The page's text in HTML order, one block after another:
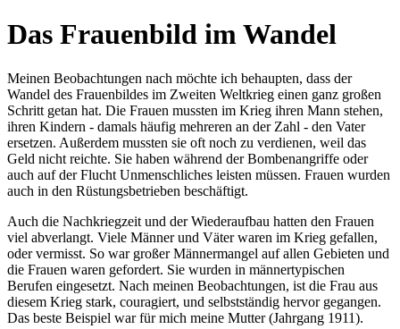
Das Frauenbild im Wandel
Meinen Beobachtungen nach möchte ich behaupten, dass der
Wandel des Frauenbildes im Zweiten Weltkrieg einen ganz großen
Schritt getan hat. Die Frauen mussten im Krieg ihren Mann stehen,
ihren Kindern - damals häufig mehreren an der Zahl - den Vater
ersetzen. Außerdem mussten sie oft noch zu verdienen, weil das
Geld nicht reichte. Sie haben während der Bombenangriffe oder
auch auf der Flucht Unmenschliches leisten müssen. Frauen wurden
auch in den Rüstungsbetrieben beschäftigt.
Auch die Nachkriegzeit und der Wiederaufbau hatten den Frauen
viel abverlangt. Viele Männer und Väter waren im Krieg gefallen,
oder vermisst. So war großer Männermangel auf allen Gebieten und
die Frauen waren gefordert. Sie wurden in männertypischen
Berufen eingesetzt. Nach meinen Beobachtungen, ist die Frau aus
diesem Krieg stark, couragiert, und selbstständig hervor gegangen.
Das beste Beispiel war für mich meine Mutter (Jahrgang 1911).